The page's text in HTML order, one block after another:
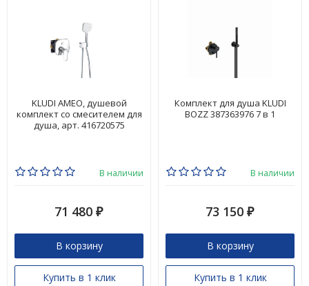
KLUDI AMEO, душевой
комплект со смесителем для
душа, арт. 416720575
В наличии
71 480 ₽
В корзину
Купить в 1 клик
Комплект для душа KLUDI
BOZZ 387363976 7 в 1
В наличии
73 150 ₽
В корзину
Купить в 1 клик